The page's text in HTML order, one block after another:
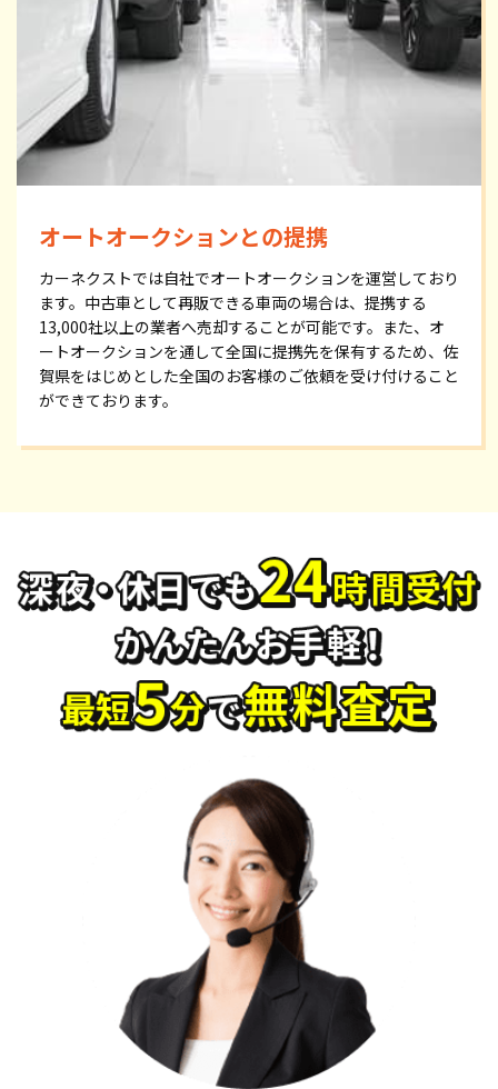
オートオークションとの提携
カーネクストでは自社でオートオークションを運営しており
ます。中古車として再販できる車両の場合は、提携する
13,000社以上の業者へ売却することが可能です。また、オ
ートオークションを通して全国に提携先を保有するため、佐
賀県をはじめとした全国のお客様のご依頼を受け付けること
ができております。